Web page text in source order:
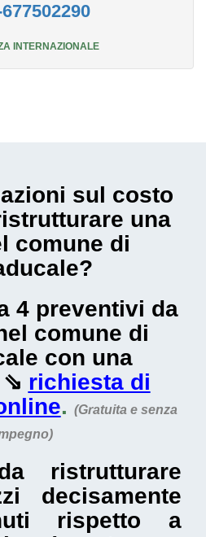
INTERNAZIONALE
sul costo
una
comune di
?
4 preventivi da
comune di
con una
⇘ richiesta di
. (Gratuita e senza
ristrutturare
decisamente
rispetto a